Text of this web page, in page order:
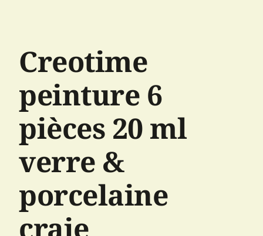
Creotime
peinture 6
pièces 20 ml
verre &
porcelaine
craie